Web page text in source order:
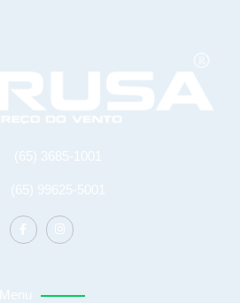
(65) 3685-1001
(65) 99625-5001
Menu